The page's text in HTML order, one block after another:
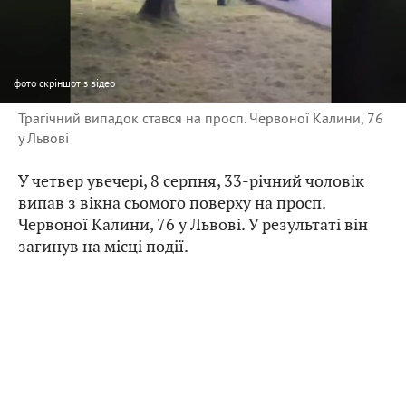
фото скріншот з відео
Трагічний випадок стався на просп. Червоної Калини, 76
у Львові
У четвер увечері, 8 серпня, 33-річний чоловік
випав з вікна сьомого поверху на просп.
Червоної Калини, 76 у Львові. У результаті він
загинув на місці події.